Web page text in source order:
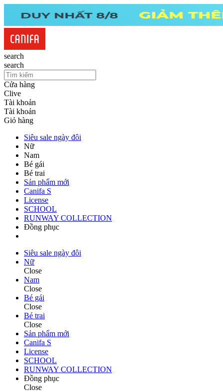
search
search
Cửa hàng
Clive
Tài khoản
Tài khoản
Giỏ hàng
Siêu sale ngày đôi
Nữ
Nam
Bé gái
Bé trai
Sản phẩm mới
Canifa S
License
SCHOOL
RUNWAY COLLECTION
Đồng phục
Siêu sale ngày đôi
Nữ
Close
Nam
Close
Bé gái
Close
Bé trai
Close
Sản phẩm mới
Canifa S
License
SCHOOL
RUNWAY COLLECTION
Đồng phục
Close